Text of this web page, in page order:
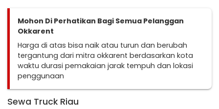
Mohon Di Perhatikan Bagi Semua Pelanggan
Okkarent
Harga di atas bisa naik atau turun dan berubah
tergantung dari mitra okkarent berdasarkan kota
waktu durasi pemakaian jarak tempuh dan lokasi
penggunaan
Sewa Truck Riau